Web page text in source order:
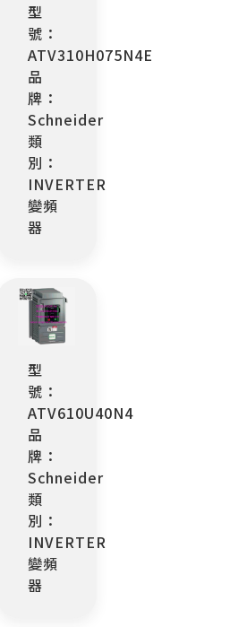
型
號：
ATV310H075N4E
品
牌：
Schneider
類
別：
INVERTER
變頻
器
型
號：
ATV610U40N4
品
牌：
Schneider
類
別：
INVERTER
變頻
器